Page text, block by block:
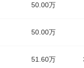
50.00万
50.00万
51.60万